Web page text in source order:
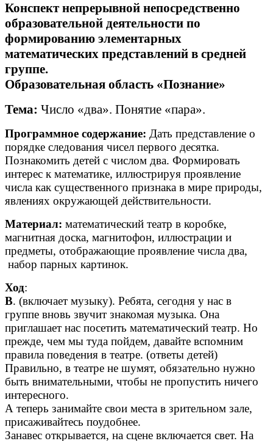
Конспект непрерывной непосредственно
образовательной деятельности по
формированию элементарных
математических представлений в средней
группе.
Образовательная область «Познание»
Тема: Число «два». Понятие «пара».
Программное содержание: Дать представление о
порядке следования чисел первого десятка.
Познакомить детей с числом два. Формировать
интерес к математике, иллюстрируя проявление
числа как существенного признака в мире природы,
явлениях окружающей действительности.
Материал: математический театр в коробке,
магнитная доска, магнитофон, иллюстрации и
предметы, отображающие проявление числа два,
набор парных картинок.
Ход:
В. (включает музыку). Ребята, сегодня у нас в
группе вновь звучит знакомая музыка. Она
приглашает нас посетить математический театр. Но
прежде, чем мы туда пойдем, давайте вспомним
правила поведения в театре. (ответы детей)
Правильно, в театре не шумят, обязательно нужно
быть внимательными, чтобы не пропустить ничего
интересного.
А теперь занимайте свои места в зрительном зале,
присаживайтесь поудобнее.
Занавес открывается, на сцене включается свет. На